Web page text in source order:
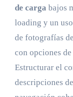
de carga bajos
loading y un
de fotografías
con opciones
Estructurar el
descripciones